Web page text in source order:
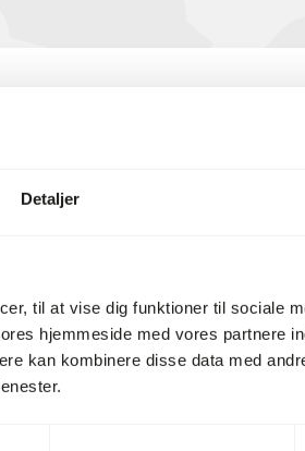
Detaljer
til at vise dig funktioner til sociale
hjemmeside med vores partnere
kan kombinere disse data med